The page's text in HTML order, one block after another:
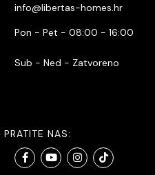
info@libertas-homes.hr
Pon - Pet - 08:00 - 16:00
Sub - Ned - Zatvoreno
PRATITE NAS: